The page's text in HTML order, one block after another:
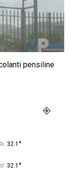
pensiline
32.1 °
32.1 °